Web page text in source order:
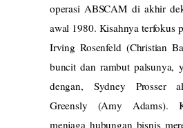
operasi ABSCAM di akhir
awal 1980. Kisahnya terfokus
Irving Rosenfeld (Christian
buncit dan rambut palsunya,
dengan, Sydney Prosser
Greensly (Amy Adams).
menjaga hubungan bisnis